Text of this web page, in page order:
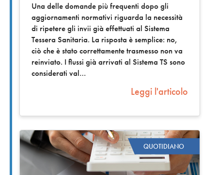
Una delle domande più frequenti dopo gli
aggiornamenti normativi riguarda la necessità
di ripetere gli invii già effettuati al Sistema
Tessera Sanitaria. La risposta è semplice: no,
ciò che è stato correttamente trasmesso non va
reinviato. I flussi già arrivati al Sistema TS sono
considerati val
Leggi l'articolo
QUOTIDIANO